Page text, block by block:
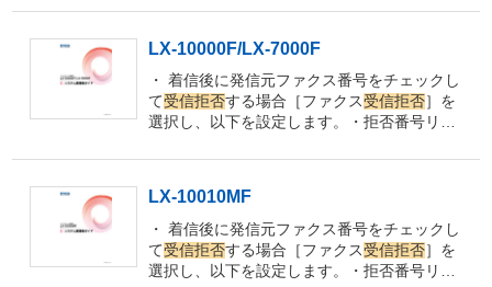
無効に設定してください。
っている番号の受信を拒否します。または、
［基本設定］-［着信・ファクス
［ファクス受信拒否］で、［非通知］を無効
に設定してください。 または、［設定］-［本
体設定］-［ファクス設定］-［基本設定］-
拒否］で、［アドレス帳未登録］を無効に設
LX-10000F/LX-7000F
・ 着信後に発信元ファクス番号をチェックし
て受信拒否する場合［ファクス受信拒否］を
選択し、以下を設定します。・拒否番号リス
を拒否します。・ ファクス受信拒否着信後に
す。 1. ホーム画面で［設定］を選択しま
す。 2.［ファクス受信拒否 ］の設定で［拒否
番号リスト］を有効にしているときは、拒否
番号リストに載っている番号からのファクス
LX-10010MF
・ 着信後に発信元ファクス番号をチェックし
て受信拒否する場合［ファクス受信拒否］を
選択し、以下を設定します。・拒否番号リス